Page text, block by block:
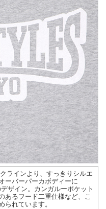
ラインより、すっきりシルエ
ーバーパーカボディーに
ザイン。カンガルーポケット
あるフード二重仕様など、こ
られています。